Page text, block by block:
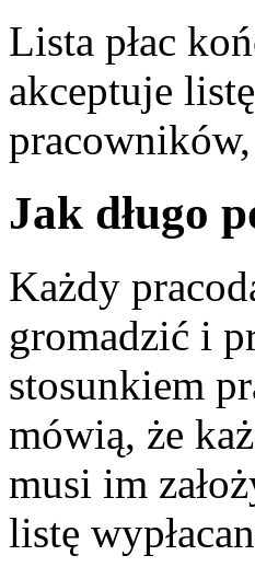
Lista płac
akceptuje
Jak długo
Każdy
gromadzić i
stosunkiem
mówią, że
musi im
listę